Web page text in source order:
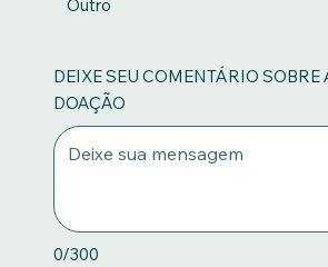
Outro
0/300
DEIXE SEU COMENTÁRIO SOBRE
DOAÇÃO